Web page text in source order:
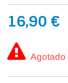
16,90 €
Agotado